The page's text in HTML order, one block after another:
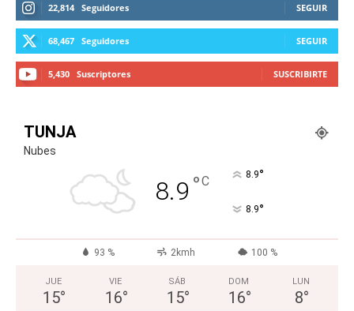
22,814 Seguidores SEGUIR
68,467 Seguidores SEGUIR
5,430 Suscriptores SUSCRIBIRTE
TUNJA
Nubes
8.9 °C 8.9°
8.9°
93 % 2kmh 100 %
JUE
15°
VIE
16°
SÁB
15°
DOM
16°
LUN
8°